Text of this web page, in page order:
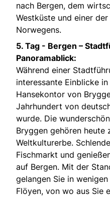
nach Bergen, dem
Westküste und einer
Norwegens.
5. Tag - Bergen –
Panoramablick:
Während einer
interessante Einblicke
Hansekontor von
Jahrhundert von
wurde. Die
Bryggen gehören heute
Weltkulturerbe.
Fischmarkt und
auf Bergen. Mit der
gelangen Sie in
Flöyen, von wo aus Sie